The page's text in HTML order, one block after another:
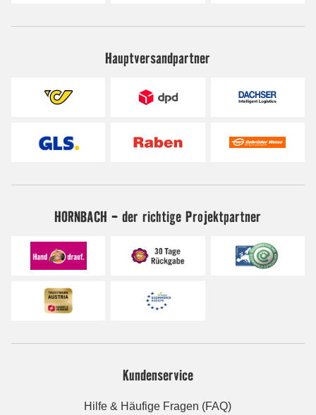
Hauptversandpartner
HORNBACH - der richtige Projektpartner
Kundenservice
Hilfe & Häufige Fragen (FAQ)